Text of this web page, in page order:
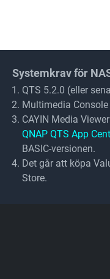
Systemkrav för
QTS 5.2.0 (eller
Multimedia
CAYIN Media
QNAP QTS App
BASIC-versionen.
Det går att köpa
Store.